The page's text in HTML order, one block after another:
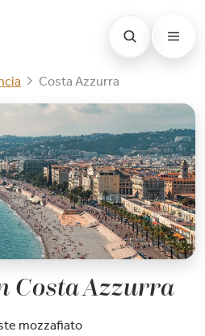
Costa Azzurra
Costa Azzurra
mozzafiato